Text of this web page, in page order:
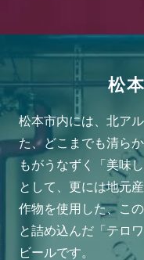
松
松本市内には、北ア
た、どこまでも清ら
もがうなずく「美味
として、更には地元
作物を使用した、こ
と詰め込んだ「テロ
ビールです。